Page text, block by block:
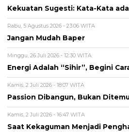
Kekuatan Sugesti: Kata-Kata
Rabu, 5 Agustus 2026 - 23:06 WITA
Jangan Mudah Baper
Minggu, 26 Juli 2026 - 12:30 WITA
Energi Adalah “Sihir”, Begini
Kamis, 2 Juli 2026 - 18:07 WITA
Passion Dibangun, Bukan
Kamis, 2 Juli 2026 - 16:47 WITA
Saat Kekaguman Menjadi